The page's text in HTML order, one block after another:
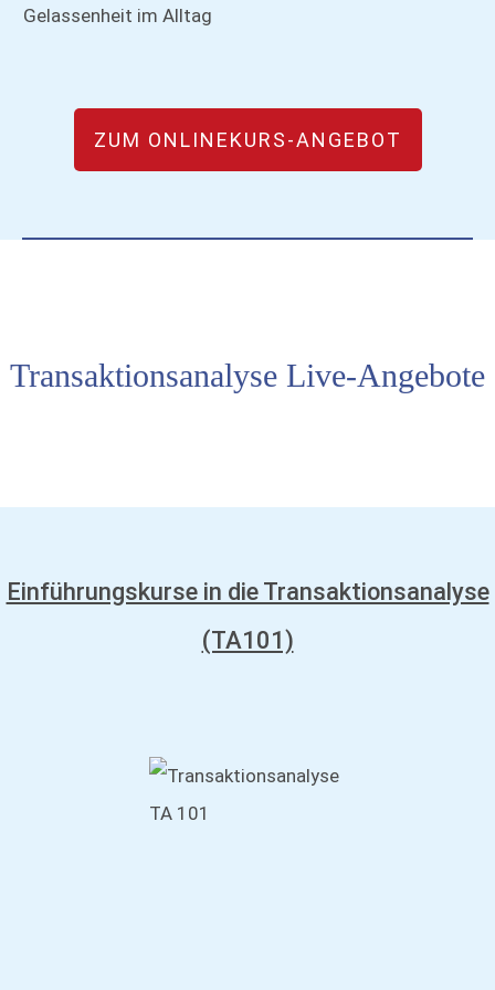
Gelassenheit im Alltag
ZUM ONLINEKURS-ANGEBOT
Transaktionsanalyse Live-Angebote
Einführungskurse in die Transaktionsanalyse
(TA101)